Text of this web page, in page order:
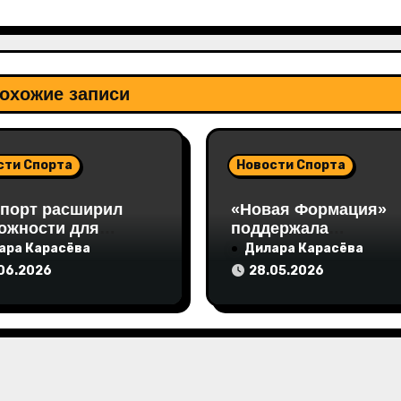
записи
Спорта
расширил
для
дисциплин
Карасёва
Новости Спорта
«Новая Формация»
поддержала
подростковый слёт
«Путь Героя» на
Дилара Карасёва
28.05.2026